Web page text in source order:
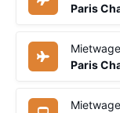
Paris
Paris